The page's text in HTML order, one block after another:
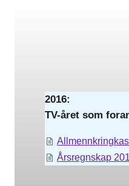
2016:
TV-året som
Årsregnskap